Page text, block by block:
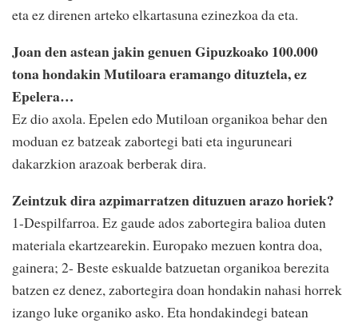
eta ez direnen arteko elkartasuna ezinezkoa da eta.
Joan den astean jakin genuen Gipuzkoako 100.000
tona hondakin Mutiloara eramango dituztela, ez
Epelera…
Ez dio axola. Epelen edo Mutiloan organikoa behar den
moduan ez batzeak zabortegi bati eta inguruneari
dakarzkion arazoak berberak dira.
Zeintzuk dira azpimarratzen dituzuen arazo horiek?
1-Despilfarroa. Ez gaude ados zabortegira balioa duten
materiala ekartzearekin. Europako mezuen kontra doa,
gainera; 2- Beste eskualde batzuetan organikoa berezita
batzen ez denez, zabortegira doan hondakin nahasi horrek
izango luke organiko asko. Eta hondakindegi batean